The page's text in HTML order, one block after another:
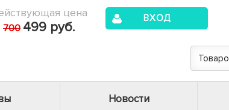
цена
700 499 руб.
ВХОД
Новости